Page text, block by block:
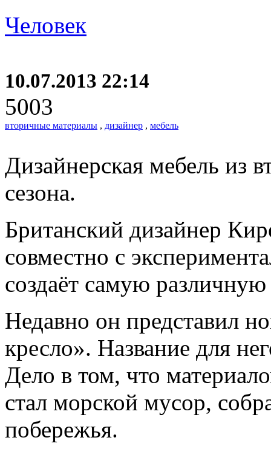
Человек
10.07.2013 22:14
5003
вторичные материалы , дизайнер , мебель
Дизайнерская мебель из
сезона.
Британский дизайнер
совместно с
создаёт самую
Недавно он представил
кресло». Название для
Дело в том, что
стал морской мусор,
побережья.